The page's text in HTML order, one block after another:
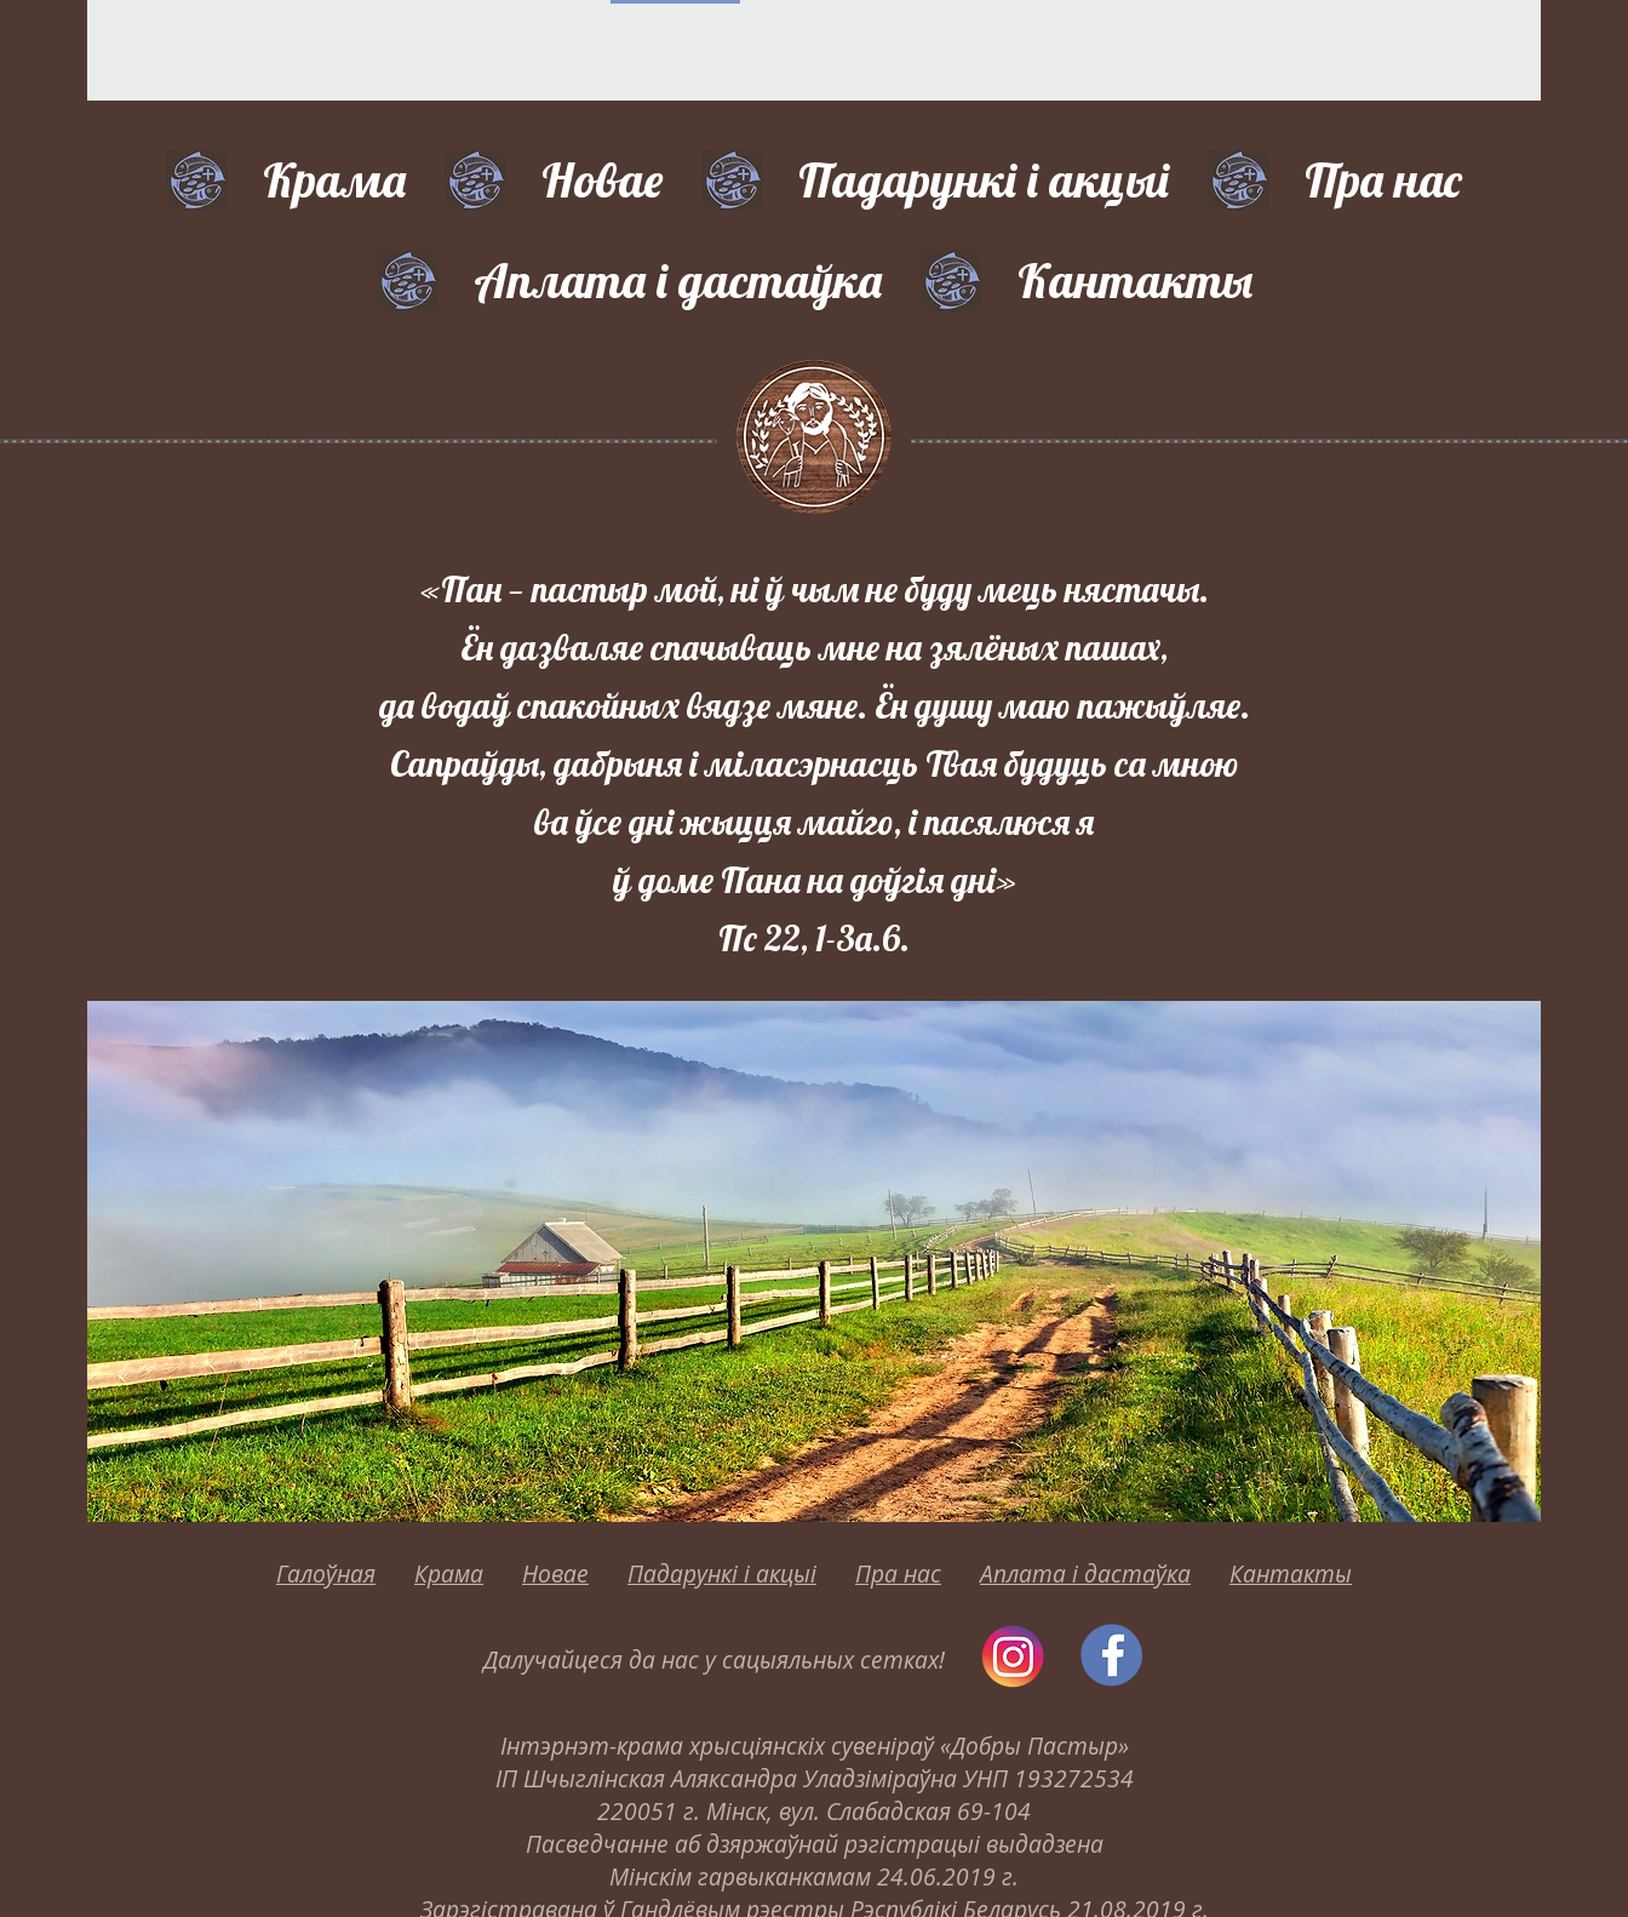
Крама Новае Падарункі і акцыі
Пра нас
Аплата і дастаўка
Кантакты
«Пан — пастыр мой, ні ў чым не буду мець нястачы.
Ён дазваляе спачываць мне на зялёных пашах,
да водаў спакойных вядзе мяне. Ён душу маю пажыўляе.
Сапраўды, дабрыня і міласэрнасць Твая будуць са мною
ва ўсе дні жыцця майго, і пасялюся я
ў доме Пана на доўгія дні»
Пс 22, 1-3а.6.
Галоўная Крама Новае Падарункі і акцыі Пра нас Аплата і дастаўка Кантакты
Далучайцеся да нас у сацыяльных сетках!
Інтэрнэт-крама хрысціянскіх сувеніраў «Добры Пастыр»
ІП Шчыглінская Аляксандра Уладзіміраўна УНП 193272534
220051 г. Мінск, вул. Слабадская 69-104
Пасведчанне аб дзяржаўнай рэгістрацыі выдадзена
Мінскім гарвыканкамам 24.06.2019 г.
Зарэгістравана ў Гандлёвым рэестры Рэспублікі Беларусь 21.08.2019 г.